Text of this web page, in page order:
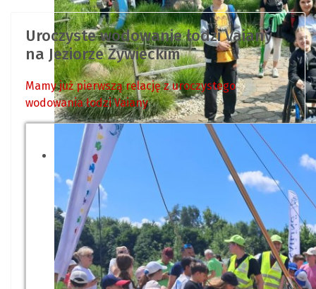
Uczniowie spacerują wśród
Uroczyste wodowanie łodzi Vaiany
na Jeziorze Żywieckim
Mamy już pierwszą relację z uroczystego
wodowania łodzi Vaiany